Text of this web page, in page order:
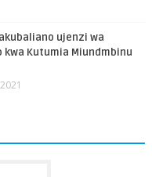
ujenzi wa
kwa Kutumia Miundmbinu